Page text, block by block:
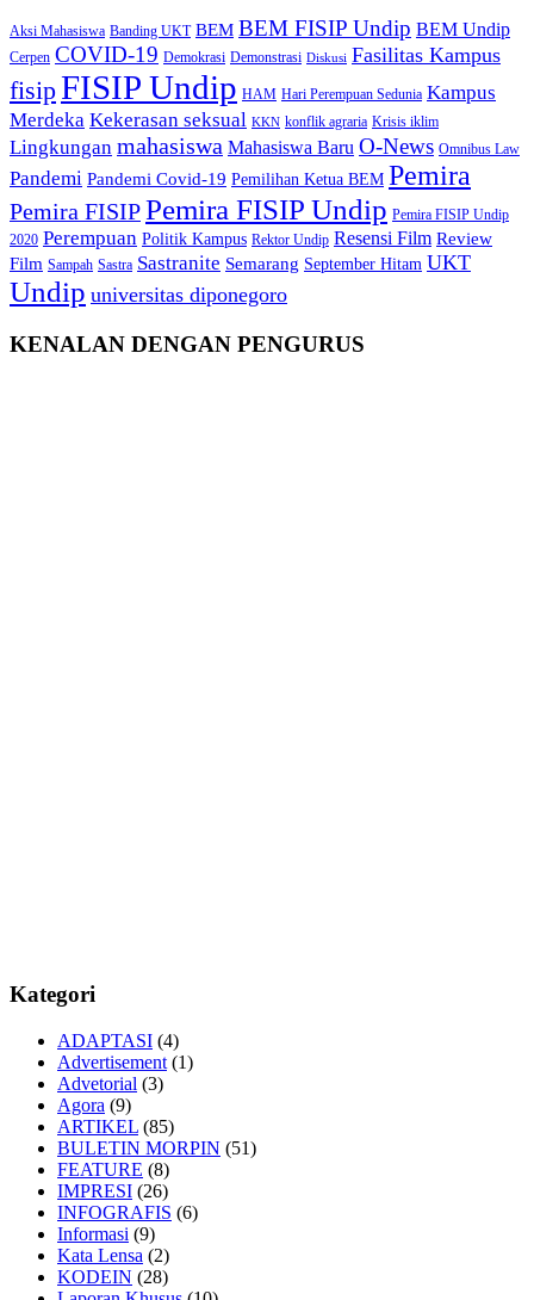
Aksi Mahasiswa Banding UKT BEM BEM FISIP Undip BEM Undip
Cerpen COVID-19 Demokrasi Demonstrasi Diskusi Fasilitas Kampus
fisipFISIP Undip HAM Hari Perempuan Sedunia Kampus
Merdeka Kekerasan seksual KKN konflik agraria Krisis iklim
Lingkungan mahasiswa Mahasiswa Baru O-News Omnibus Law
Pandemi Pandemi Covid-19 Pemilihan Ketua BEM Pemira
Pemira FISIPPemira FISIP Undip Pemira FISIP Undip
2020 Perempuan Politik Kampus Rektor Undip Resensi Film Review
Film Sampah Sastra Sastranite Semarang September Hitam UKT
Undip universitas diponegoro
KENALAN DENGAN PENGURUS
Kategori
ADAPTASI (4)
Advertisement (1)
Advetorial (3)
Agora (9)
ARTIKEL (85)
BULETIN MORPIN (51)
FEATURE (8)
IMPRESI (26)
INFOGRAFIS (6)
Informasi (9)
Kata Lensa (2)
KODEIN (28)